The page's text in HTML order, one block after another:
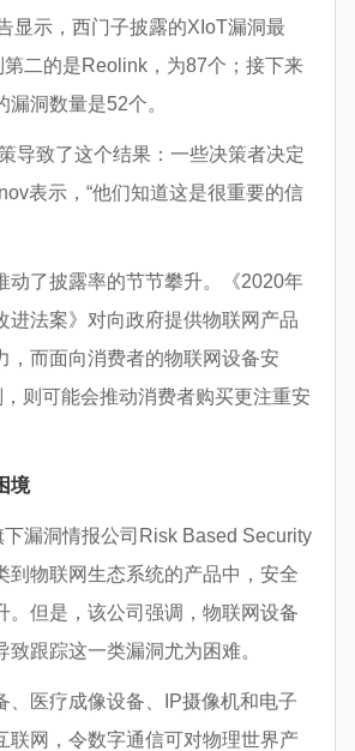
显示，西门子披露的XIoT漏洞最
二的是Reolink，为87个；接下来
洞数量是52个。
导致了这个结果：一些决策者决定
表示，“他们知道这是很重要的信
动了披露率的节节攀升。《2020年
进法案》对向政府提供物联网产品
，而面向消费者的物联网设备安
，则可能会推动消费者购买更注重安
境
下漏洞情报公司Risk Based Security
到物联网生态系统的产品中，安全
。但是，该公司强调，物联网设备
致跟踪这一类漏洞尤为困难。
、医疗成像设备、IP摄像机和电子
联网，令数字通信可对物理世界产